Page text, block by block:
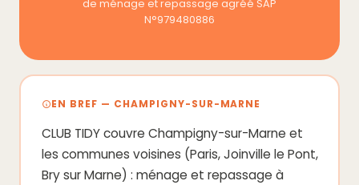
de ménage et repassage agréé SAP
N°979480886
EN BREF — CHAMPIGNY-SUR-MARNE
CLUB TIDY couvre Champigny-sur-Marne et
les communes voisines (Paris, Joinville le Pont,
Bry sur Marne) : ménage et repassage à